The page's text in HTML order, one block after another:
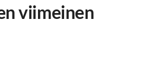
viimeinen